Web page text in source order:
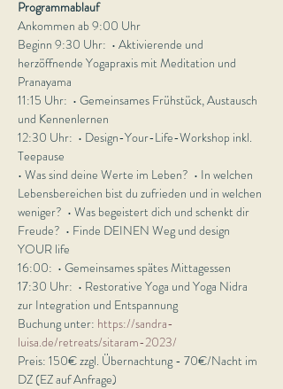
Programmablauf
Ankommen ab 9:00 Uhr
Beginn 9:30 Uhr:  • Aktivierende und
herzöffnende Yogapraxis mit Meditation und
Pranayama
11:15 Uhr:  • Gemeinsames Frühstück, Austausch
und Kennenlernen
12:30 Uhr:  • Design-Your-Life-Workshop inkl.
Teepause
• Was sind deine Werte im Leben?  • In welchen
Lebensbereichen bist du zufrieden und in welchen
weniger?  • Was begeistert dich und schenkt dir
Freude?  • Finde DEINEN Weg und design
YOUR life
16:00:  • Gemeinsames spätes Mittagessen
17:30 Uhr:  • Restorative Yoga und Yoga Nidra
zur Integration und Entspannung
Buchung unter: https://sandra-
luisa.de/retreats/sitaram-2023/
Preis: 150€ zzgl. Übernachtung - 70€/Nacht im
DZ (EZ auf Anfrage)